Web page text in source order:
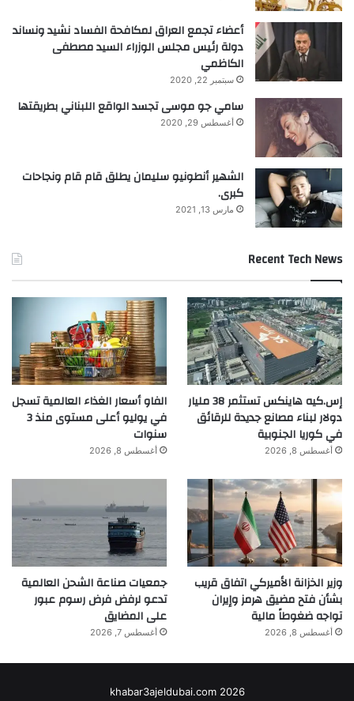
أعضاء تجمع العراق لمكافحة الفساد نشيد ونساند
دولة رئيس مجلس الوزراء السيد مصطفى
الكاظمي
سبتمبر 22, 2020
سامي جو موسى تجسد الواقع اللبناني بطريقتها
أغسطس 29, 2020
الشهير أنطونيو سليمان يطلق قام قام ونجاحات
كبرى.
مارس 13, 2021
Recent Tech News
إس.كيه هاينكس تستثمر 38 مليار
دولار لبناء مصانع جديدة للرقائق
في كوريا الجنوبية
أغسطس 8, 2026
الفاو أسعار الغذاء العالمية تسجل
في يوليو أعلى مستوى منذ 3
سنوات
أغسطس 8, 2026
وزير الخزانة الأميركي اتفاق قريب
بشأن فتح مضيق هرمز وإيران
تواجه ضغوطاً مالية
أغسطس 8, 2026
جمعيات صناعة الشحن العالمية
تدعو لرفض فرض رسوم عبور
على المضايق
أغسطس 7, 2026
khabar3ajeldubai.com 2026